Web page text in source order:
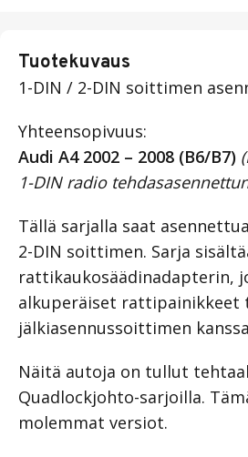
Tuotekuvaus
1-DIN / 2-DIN soittimen
Yhteensopivuus:
Audi A4 2002 – 2008 (B6/B7) (
1-DIN radio
Tällä sarjalla saat
2-DIN soittimen. Sarja
rattikaukosäädinadapterin,
alkuperäiset rattipainikkeet
jälkiasennussoittimen
Näitä autoja on tullut
Quadlockjohto-sarjoilla.
molemmat versiot.